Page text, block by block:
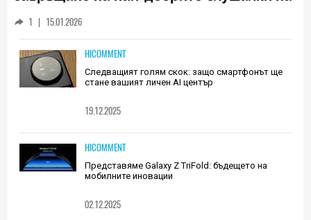
1 | 15.01.2026
HICOMMENT
Следващият голям скок: защо смартфонът ще
стане вашият личен AI център
19.12.2025
HICOMMENT
Представяме Galaxy Z TriFold: бъдещето на
мобилните иновации
02.12.2025